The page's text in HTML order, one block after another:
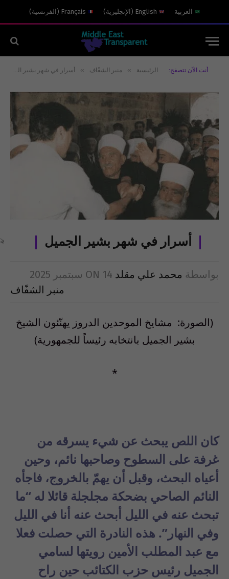
العربية English
( الإنجليزية)
Français
( الفرنسية)
أنت الآن تتصفح: الرئيسية » منبر الشفّاف » أسرار في شهر بشير الجميل
أسرار في شهر بشير الجميل
بواسطة محمد علي مقلد ON 14 سبتمبر 2025
منبر الشفّاف
(الصورة: مشايخ الموحدين الدروز يهنّئون الشيخ
بشير الجميل بانتخابه رئيساً للجمهورية)
*
كان اللص يبحث عن شيء يسرقه من
غرفة على السطوح وصاحبها نائم، وحين
أعياه البحث، وقبل أن يهمّ بالخروج، فاجأه
النائم الصاحي بضحكة مجلجلة قائلا له “ما
تبحث عنه في الليل أبحث عنه أنا في الليل
وفي النهار”. هذه النادرة التي حصلت فعلا
مع عبد المطلب الأمين رويتها لسامي
الجميل رئيس حزب الكتائب حين راح